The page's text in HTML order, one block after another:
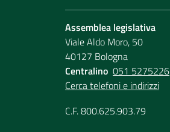
Assemblea legislativa
Viale Aldo Moro, 50
40127 Bologna
Centralino 051 5275226
Cerca telefoni e indirizzi
C.F. 800.625.903.79